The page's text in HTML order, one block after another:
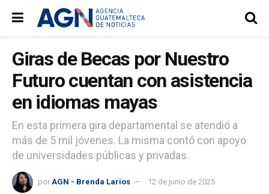
Giras de Becas por Nuestro
Futuro cuentan con asistencia
en idiomas mayas
En esta primera gira departamental se atendió a
más de 5 mil jóvenes. La misma contó con apoyo
de universidades públicas y privadas.
por AGN - Brenda Larios 12 de junio de 2025